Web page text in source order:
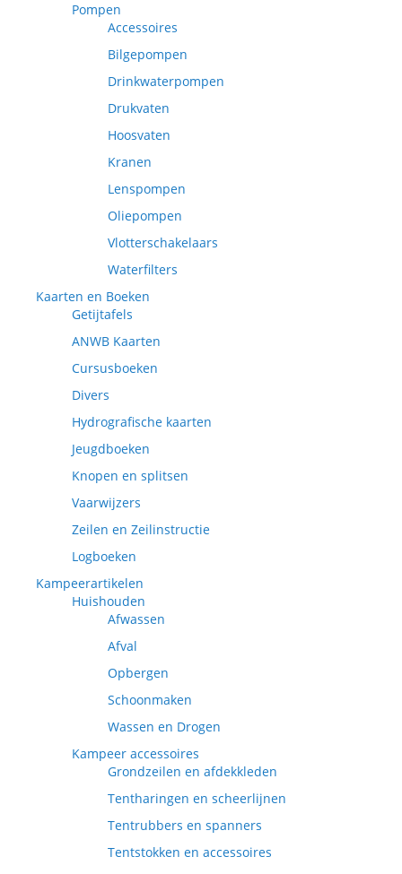
Pompen
Accessoires
Bilgepompen
Drinkwaterpompen
Drukvaten
Hoosvaten
Kranen
Lenspompen
Oliepompen
Vlotterschakelaars
Waterfilters
Kaarten en Boeken
Getijtafels
ANWB Kaarten
Cursusboeken
Divers
Hydrografische kaarten
Jeugdboeken
Knopen en splitsen
Vaarwijzers
Zeilen en Zeilinstructie
Logboeken
Kampeerartikelen
Huishouden
Afwassen
Afval
Opbergen
Schoonmaken
Wassen en Drogen
Kampeer accessoires
Grondzeilen en afdekkleden
Tentharingen en scheerlijnen
Tentrubbers en spanners
Tentstokken en accessoires